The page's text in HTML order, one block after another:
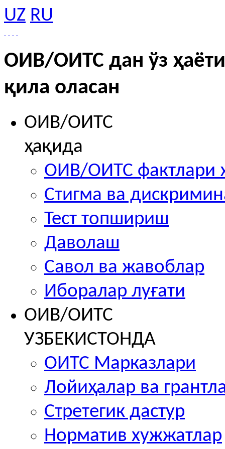
UZ RU
ОИВ/ОИТС дан ўз
қила оласан
ОИВ/ОИТС
ҳақида
ОИВ/ОИТС фактлари
Стигма ва
Тест топшириш
Даволаш
Савол ва жавоблар
Иборалар луғати
ОИВ/ОИТС
УЗБЕКИСТОНДА
ОИТС Марказлари
Лойиҳалар ва
Стретегик дастур
Норматив хужжатлар